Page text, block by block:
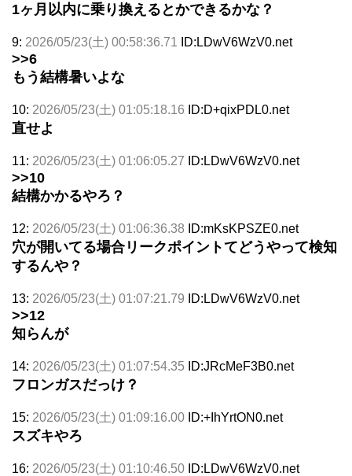
1ヶ月以内に乗り換えるとかできるかな？
9: 2026/05/23(土) 00:58:36.71 ID:LDwV6WzV0.net
>>6
もう結構暑いよな
10: 2026/05/23(土) 01:05:18.16 ID:D+qixPDL0.net
直せよ
11: 2026/05/23(土) 01:06:05.27 ID:LDwV6WzV0.net
>>10
結構かかるやろ？
12: 2026/05/23(土) 01:06:36.38 ID:mKsKPSZE0.net
穴が開いてる場合リークポイントてどうやって検知
するんや？
13: 2026/05/23(土) 01:07:21.79 ID:LDwV6WzV0.net
>>12
知らんが
14: 2026/05/23(土) 01:07:54.35 ID:JRcMeF3B0.net
フロンガスだっけ？
15: 2026/05/23(土) 01:09:16.00 ID:+IhYrtON0.net
スズキやろ
16: 2026/05/23(土) 01:10:46.50 ID:LDwV6WzV0.net